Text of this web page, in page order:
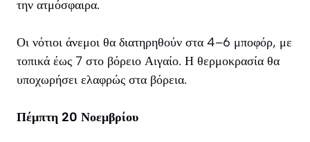
την ατμόσφαιρα.
Οι νότιοι άνεμοι θα διατηρηθούν στα 4–6 μποφόρ, με
τοπικά έως 7 στο βόρειο Αιγαίο. Η θερμοκρασία θα
υποχωρήσει ελαφρώς στα βόρεια.
Πέμπτη 20 Νοεμβρίου